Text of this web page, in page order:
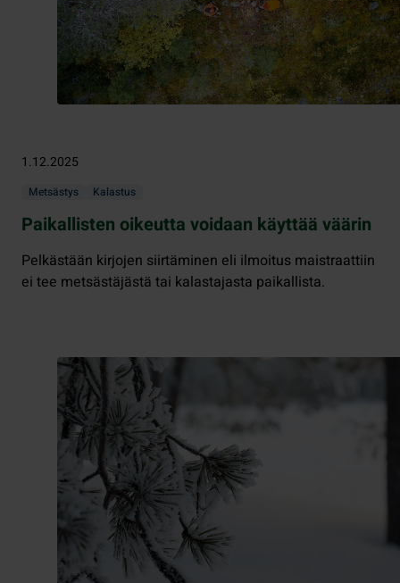
1.12.2025
Metsästys Kalastus
Paikallisten oikeutta voidaan käyttää väärin
Pelkästään kirjojen siirtäminen eli ilmoitus maistraattiin
ei tee metsästäjästä tai kalastajasta paikallista.